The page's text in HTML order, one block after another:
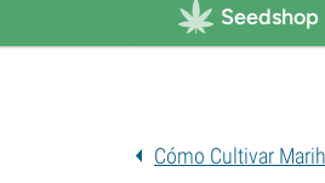
Seedshop
Cómo Cultivar